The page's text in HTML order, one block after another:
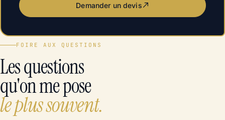
Demander un devis
FOIRE AUX QUESTIONS
Les questions
qu'on me pose
le plus souvent.